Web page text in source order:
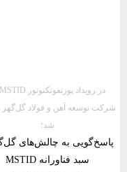
شرکت توسعه آهن و فولاد
شد؛
پاسخ‌گویی به چالش‌های
سبد فناورانه MSTID